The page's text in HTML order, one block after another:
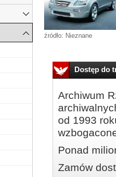
źródło: Nieznane
Dostęp do
Archiwum
od 1993
Ponad
Zamów